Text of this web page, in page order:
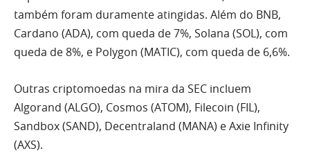
também foram duramente atingidas. Além do BNB,
Cardano (ADA), com queda de 7%, Solana (SOL), com
queda de 8%, e Polygon (MATIC), com queda de 6,6%.
Outras criptomoedas na mira da SEC incluem
Algorand (ALGO), Cosmos (ATOM), Filecoin (FIL),
Sandbox (SAND), Decentraland (MANA) e Axie Infinity
(AXS).